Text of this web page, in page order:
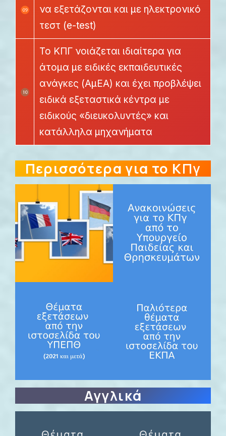
να εξετάζονται και με ηλεκτρονικό
τεστ (e-test)
Το ΚΠΓ νοιάζεται ιδιαίτερα για
άτομα με ειδικές εκπαιδευτικές
ανάγκες (ΑμΕΑ) και έχει προβλέψει
ειδικά εξεταστικά κέντρα με
ειδικούς «διευκολυντές» και
κατάλληλα μηχανήματα
Περισσότερα για το ΚΠγ
Αγγλικά